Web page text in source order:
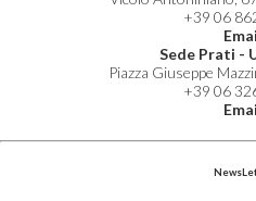
+39 06
Sede Prati -
Piazza Giuseppe
+39 06